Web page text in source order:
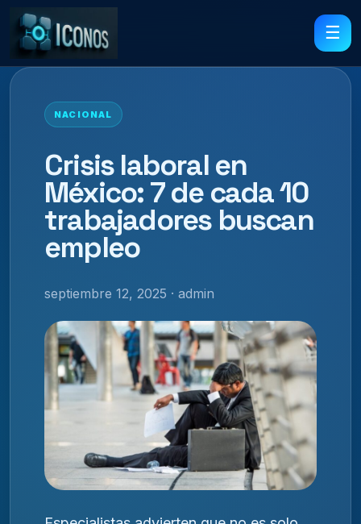
☰
NACIONAL
Crisis laboral en
México: 7 de cada 10
trabajadores buscan
empleo
septiembre 12, 2025 · admin